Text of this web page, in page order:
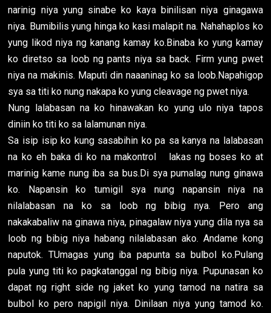
narinig niya yung sinabe ko kaya binilisan niya ginagawa
niya. Bumibilis yung hinga ko kasi malapit na. Nahahaplos ko
yung likod niya ng kanang kamay ko.Binaba ko yung kamay
ko diretso sa loob ng pants niya sa back. Firm yung pwet
niya na makinis. Maputi din naaaninag ko sa loob.Napahigop
sya sa titi ko nung nakapa ko yung cleavage ng pwet niya.
Nung lalabasan na ko hinawakan ko yung ulo niya tapos
diniin ko titi ko sa lalamunan niya.
Sa isip isip ko kung sasabihin ko pa sa kanya na lalabasan
na ko eh baka di ko na makontrol lakas ng boses ko at
marinig kame nung iba sa bus.Di sya pumalag nung ginawa
ko. Napansin ko tumigil sya nung napansin niya na
nilalabasan na ko sa loob ng bibig nya. Pero ang
nakakabaliw na ginawa niya, pinagalaw niya yung dila nya sa
loob ng bibig niya habang nilalabasan ako. Andame kong
naputok. TUmagas yung iba papunta sa bulbol ko.Pulang
pula yung titi ko pagkatanggal ng bibig niya. Pupunasan ko
dapat ng right side ng jaket ko yung tamod na natira sa
bulbol ko pero napigil niya. Dinilaan niya yung tamod ko.